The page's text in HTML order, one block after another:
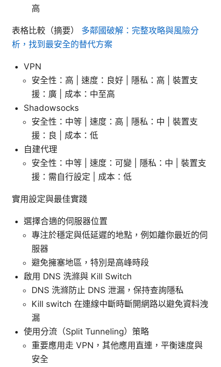
高
表格比較（摘要） 多鄰國破解：完整攻略與風險分
析，找到最安全的替代方案
VPN
安全性：高 | 速度：良好 | 隱私：高 | 裝置支
援：廣 | 成本：中至高
Shadowsocks
安全性：中等 | 速度：高 | 隱私：中 | 裝置支
援：良 | 成本：低
自建代理
安全性：中等 | 速度：可變 | 隱私：中 | 裝置支
援：需自行設定 | 成本：低
實用設定與最佳實踐
選擇合適的伺服器位置
專注於穩定與低延遲的地點，例如離你最近的伺
服器
避免擁塞地區，特別是高峰時段
啟用 DNS 洗滌與 Kill Switch
DNS 洗滌防止 DNS 泄漏，保持查詢隱私
Kill switch 在連線中斷時斷開網路以避免資料洩
漏
使用分流（Split Tunneling）策略
重要應用走 VPN，其他應用直連，平衡速度與
安全